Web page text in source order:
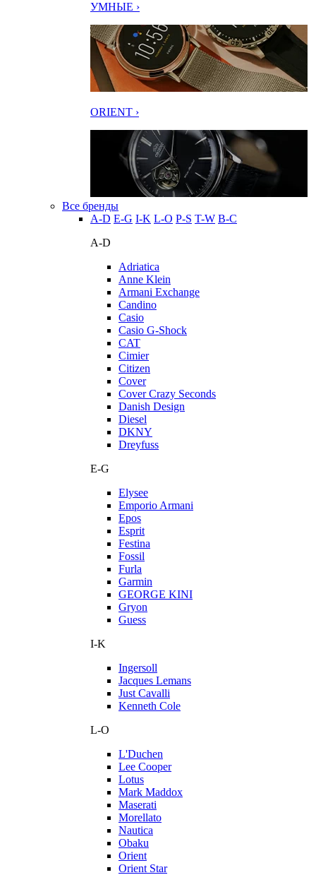
УМНЫЕ ›
ORIENT ›
Все бренды
A-D E-G I-K L-O P-S T-W В-С
A-D
Adriatica
Anne Klein
Armani Exchange
Candino
Casio
Casio G-Shock
CAT
Cimier
Citizen
Cover
Cover Crazy Seconds
Danish Design
Diesel
DKNY
Dreyfuss
E-G
Elysee
Emporio Armani
Epos
Esprit
Festina
Fossil
Furla
Garmin
GEORGE KINI
Gryon
Guess
I-K
Ingersoll
Jacques Lemans
Just Cavalli
Kenneth Cole
L-O
L'Duchen
Lee Cooper
Lotus
Mark Maddox
Maserati
Morellato
Nautica
Obaku
Orient
Orient Star